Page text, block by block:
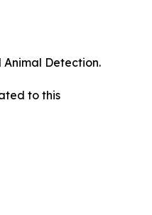
Detection.
to this